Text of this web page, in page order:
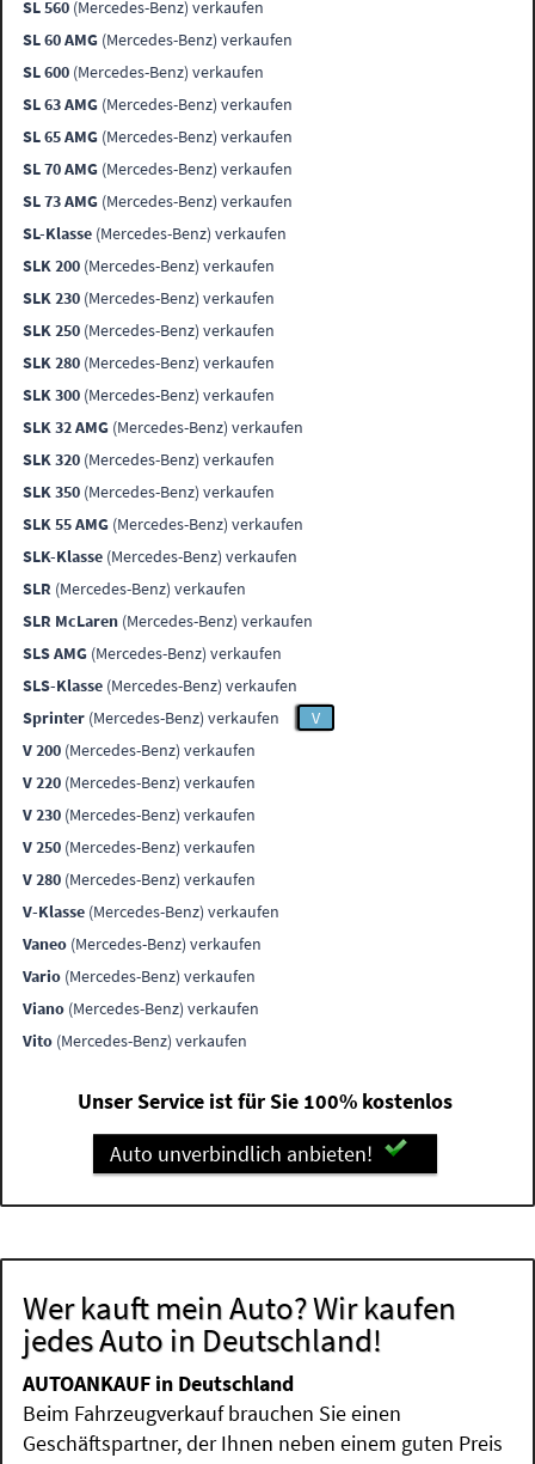
SL 560 (Mercedes-Benz) verkaufen
SL 60 AMG (Mercedes-Benz) verkaufen
SL 600 (Mercedes-Benz) verkaufen
SL 63 AMG (Mercedes-Benz) verkaufen
SL 65 AMG (Mercedes-Benz) verkaufen
SL 70 AMG (Mercedes-Benz) verkaufen
SL 73 AMG (Mercedes-Benz) verkaufen
SL-Klasse (Mercedes-Benz) verkaufen
SLK 200 (Mercedes-Benz) verkaufen
SLK 230 (Mercedes-Benz) verkaufen
SLK 250 (Mercedes-Benz) verkaufen
SLK 280 (Mercedes-Benz) verkaufen
SLK 300 (Mercedes-Benz) verkaufen
SLK 32 AMG (Mercedes-Benz) verkaufen
SLK 320 (Mercedes-Benz) verkaufen
SLK 350 (Mercedes-Benz) verkaufen
SLK 55 AMG (Mercedes-Benz) verkaufen
SLK-Klasse (Mercedes-Benz) verkaufen
SLR (Mercedes-Benz) verkaufen
SLR McLaren (Mercedes-Benz) verkaufen
SLS AMG (Mercedes-Benz) verkaufen
SLS-Klasse (Mercedes-Benz) verkaufen
Sprinter (Mercedes-Benz) verkaufen
V
V 200 (Mercedes-Benz) verkaufen
V 220 (Mercedes-Benz) verkaufen
V 230 (Mercedes-Benz) verkaufen
V 250 (Mercedes-Benz) verkaufen
V 280 (Mercedes-Benz) verkaufen
V-Klasse (Mercedes-Benz) verkaufen
Vaneo (Mercedes-Benz) verkaufen
Vario (Mercedes-Benz) verkaufen
Viano (Mercedes-Benz) verkaufen
Vito (Mercedes-Benz) verkaufen
Unser Service ist für Sie 100% kostenlos
Auto unverbindlich anbieten!
Wer kauft mein Auto? Wir kaufen
jedes Auto in Deutschland!
AUTOANKAUF in Deutschland
Beim Fahrzeugverkauf brauchen Sie einen
Geschäftspartner, der Ihnen neben einem guten Preis